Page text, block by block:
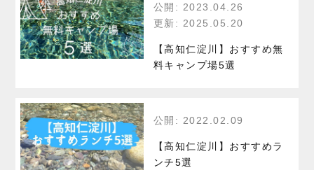
公開: 2023.04.26
更新: 2025.05.20
【高知仁淀川】おすすめ無
料キャンプ場5選
公開: 2022.02.09
【高知仁淀川】おすすめラ
ンチ5選